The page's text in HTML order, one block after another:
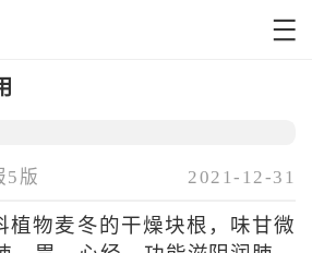
5版 2021-12-31
植物麦冬的干燥块根，味甘微